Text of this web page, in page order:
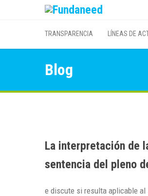
TRANSPARENCIA LÍNEAS DE
Blog
La interpretación de
sentencia del pleno
e discute si resulta aplicable al